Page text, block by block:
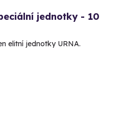
jednotky - 10
elitní jednotky URNA.